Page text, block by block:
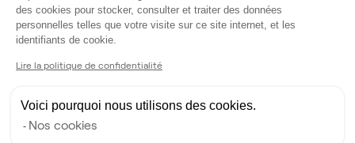
des cookies pour stocker, consulter et traiter des données
personnelles telles que votre visite sur ce site internet, et les
identifiants de cookie.
Lire la politique de confidentialité
Voici pourquoi nous utilisons des cookies.
Nos cookies